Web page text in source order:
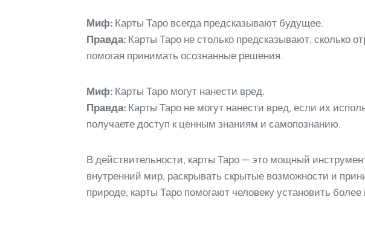
Миф: Карты Таро всегда предсказывают будущее.
Правда: Карты Таро не столько предсказывают, сколько
помогая принимать осознанные решения.
Миф: Карты Таро могут нанести вред.
Правда: Карты Таро не могут нанести вред, если их
получаете доступ к ценным знаниям и самопознанию.
В действительности, карты Таро — это мощный
внутренний мир, раскрывать скрытые возможности и
природе, карты Таро помогают человеку установить